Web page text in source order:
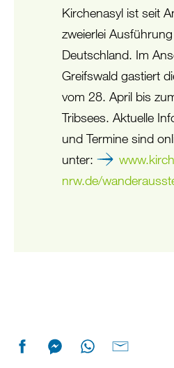
Kirchenasyl ist seit
zweierlei
Deutschland. Im
Greifswald gastiert
vom 28. April bis
Tribsees. Aktuelle
und Termine sind
unter:
nrw.de/